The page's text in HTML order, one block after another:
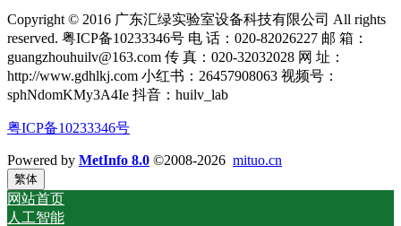
Copyright © 2016 广东汇绿实验室设备科技有限公司 All rights
reserved. 粤ICP备10233346号 电 话：020-82026227 邮 箱：
guangzhouhuilv@163.com 传 真：020-32032028 网 址：
http://www.gdhlkj.com 小红书：26457908063 视频号：
sphNdomKMy3A4Ie 抖音：huilv_lab
粤ICP备10233346号
Powered by MetInfo 8.0 ©2008-2026 mituo.cn
繁体
网站首页
人工智能